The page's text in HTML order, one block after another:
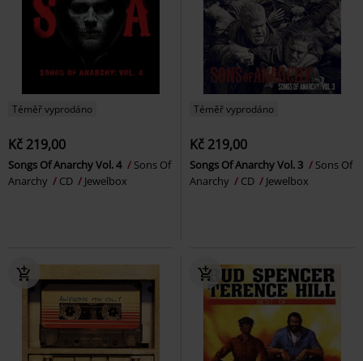
Téměř vyprodáno
Kč 219,00
Songs Of Anarchy Vol. 4
Sons Of
Anarchy
CD Jewelbox
Téměř vyprodáno
Kč 219,00
Songs Of Anarchy Vol. 3
Sons Of
Anarchy
CD Jewelbox